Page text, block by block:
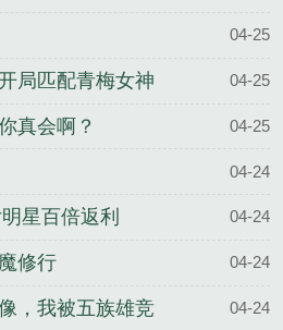
04-25
局匹配青梅女神 04-25
真会啊？ 04-25
04-24
星百倍返利 04-24
修行 04-24
，我被五族雄竞 04-24